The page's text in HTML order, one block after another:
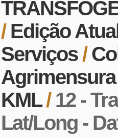
/ Edição
Serviços/
KML/
Lat/Long -